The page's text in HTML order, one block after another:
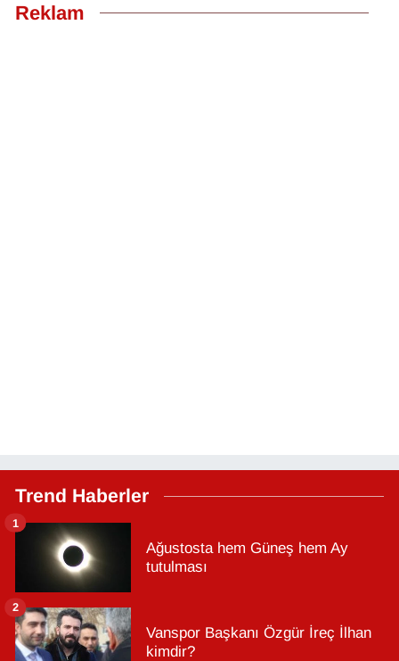
Reklam
Trend Haberler
Ağustosta hem Güneş hem Ay
tutulması
1
Vanspor Başkanı Özgür İreç İlhan
kimdir?
2